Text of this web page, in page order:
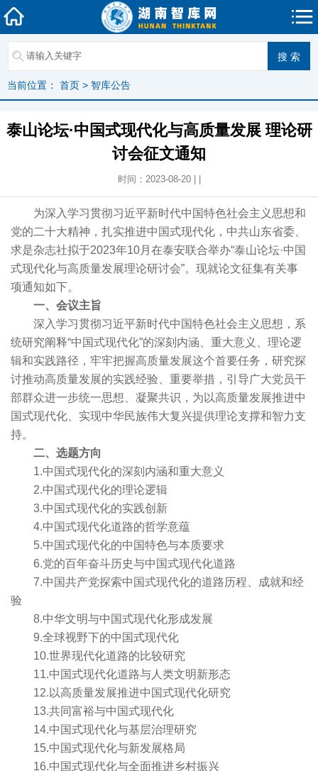
当前位置： 首页 > 智库公告
泰山论坛·中国式现代化与高质量发展 理论研
讨会征文通知
时间：2023-08-20 | |
为深入学习贯彻习近平新时代中国特色社会主义思想和
党的二十大精神，扎实推进中国式现代化，中共山东省委、
求是杂志社拟于2023年10月在泰安联合举办“泰山论坛·中国
式现代化与高质量发展理论研讨会”。现就论文征集有关事
项通知如下。
一、会议主旨
深入学习贯彻习近平新时代中国特色社会主义思想，系
统研究阐释“中国式现代化”的深刻内涵、重大意义、理论逻
辑和实践路径，牢牢把握高质量发展这个首要任务，研究探
讨推动高质量发展的实践经验、重要举措，引导广大党员干
部群众进一步统一思想、凝聚共识，为以高质量发展推进中
国式现代化、实现中华民族伟大复兴提供理论支撑和智力支
持。
二、选题方向
1.中国式现代化的深刻内涵和重大意义
2.中国式现代化的理论逻辑
3.中国式现代化的实践创新
4.中国式现代化道路的哲学意蕴
5.中国式现代化的中国特色与本质要求
6.党的百年奋斗历史与中国式现代化道路
7.中国共产党探索中国式现代化的道路历程、成就和经
验
8.中华文明与中国式现代化形成发展
9.全球视野下的中国式现代化
10.世界现代化道路的比较研究
11.中国式现代化道路与人类文明新形态
12.以高质量发展推进中国式现代化研究
13.共同富裕与中国式现代化
14.中国式现代化与基层治理研究
15.中国式现代化与新发展格局
16.中国式现代化与全面推进乡村振兴